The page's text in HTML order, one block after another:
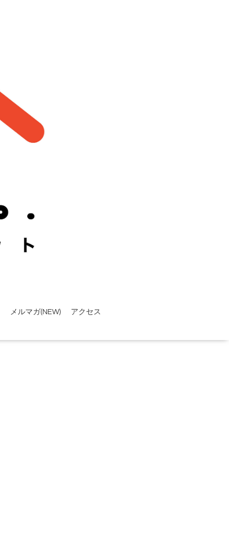
メルマガ(NEW)
アクセス